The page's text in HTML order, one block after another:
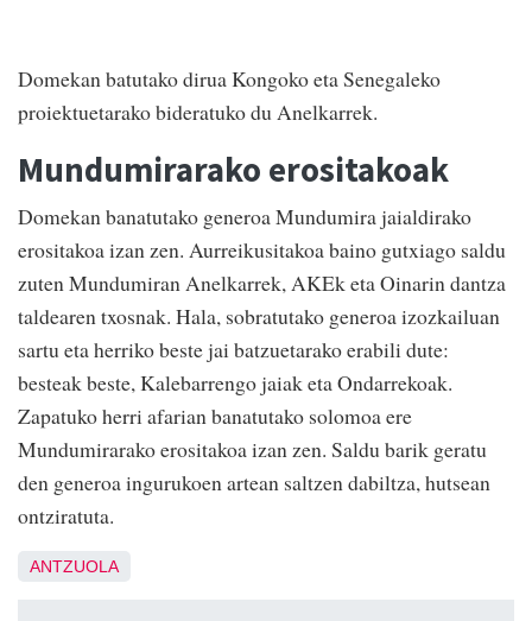
Domekan batutako dirua Kongoko eta Senegaleko
proiektuetarako bideratuko du Anelkarrek.
Mundumirarako erositakoak
Domekan banatutako generoa Mundumira jaialdirako
erositakoa izan zen. Aurreikusitakoa baino gutxiago saldu
zuten Mundumiran Anelkarrek, AKEk eta Oinarin dantza
taldearen txosnak. Hala, sobratutako generoa izozkailuan
sartu eta herriko beste jai batzuetarako erabili dute:
besteak beste, Kalebarrengo jaiak eta Ondarrekoak.
Zapatuko herri afarian banatutako solomoa ere
Mundumirarako erositakoa izan zen. Saldu barik geratu
den generoa ingurukoen artean saltzen dabiltza, hutsean
ontziratuta.
ANTZUOLA